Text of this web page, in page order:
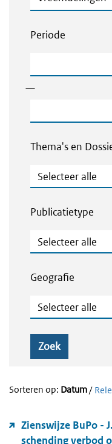
Periode
—
Thema's en
Thema's en Dossiers
Publicatietype
Publicatietype
Geografie
Geografie
Zoek
Sorteren op: Datum/
Zienswijze BuPo -
schending verbod